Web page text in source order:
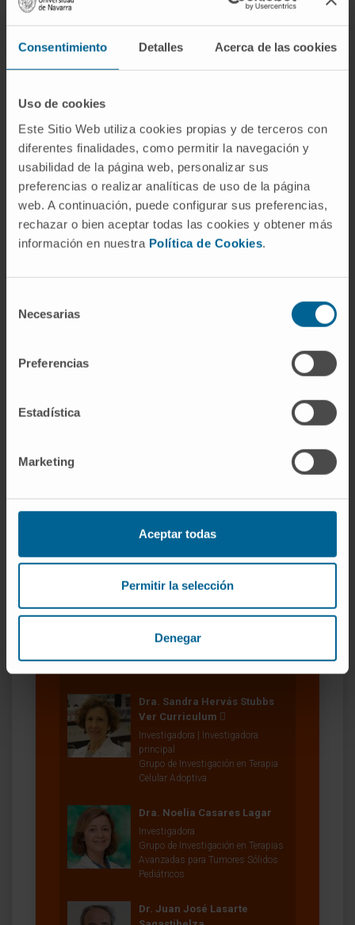
Consentimiento Detalles Acerca de las cookies
Uso de cookies
Este Sitio Web utiliza cookies propias y de terceros con
diferentes finalidades, como permitir la navegación y
usabilidad de la página web, personalizar sus
preferencias o realizar analíticas de uso de la página
web. A continuación, puede configurar sus preferencias,
rechazar o bien aceptar todas las cookies y obtener más
información en nuestra Política de Cookies.
Necesarias
Preferencias
Estadística
Marketing
Aceptar todas
Permitir la selección
Denegar
antitumor effect of the IRE procedure. This
metastases.
CITA DEL ARTÍCULOJ Vasc Interv Radiol.
2019 Jul;30(7):1098-1105. doi:
10.1016/j.jvir.2019.02.023. Epub 2019 May 14.
VER PUBLICACIÓN EN PUBMED
Marta Gorraiz Ayala
Técnico de laboratorio
Grupo de Investigación en
Inmunomodulación y
Dr. Pablo Sarobe Ugarriza
Ver Curriculum
Investigador | Investigador principal
Dra. Sandra Hervás Stubbs
Ver Curriculum
Investigadora | Investigadora
principal
Grupo de Investigación en Terapia
Celular Adoptiva
Dra. Noelia Casares Lagar
Investigadora
Grupo de Investigación en Terapias
Avanzadas para Tumores Sólidos
Pediátricos
Dr. Juan José Lasarte